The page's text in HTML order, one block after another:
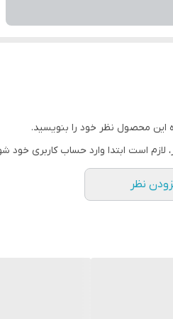
این محصول نظر خود را بنویسید.
لازم است ابتدا وارد حساب کاربری خود
نظر